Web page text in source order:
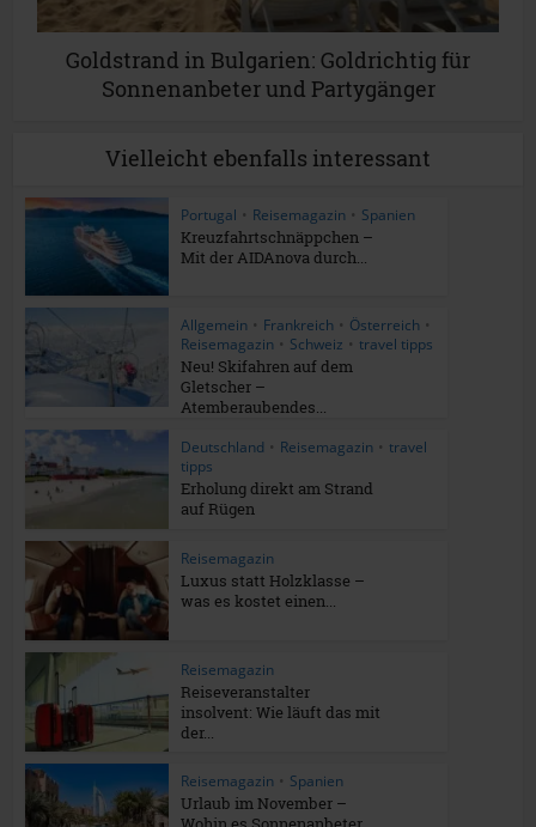
Goldstrand in Bulgarien: Goldrichtig für
Sonnenanbeter und Partygänger
Vielleicht ebenfalls interessant
Portugal • Reisemagazin • Spanien
Kreuzfahrtschnäppchen –
Mit der AIDAnova durch...
Allgemein • Frankreich • Österreich •
Reisemagazin • Schweiz • travel tipps
Neu! Skifahren auf dem
Gletscher –
Atemberaubendes...
Deutschland • Reisemagazin • travel
tipps
Erholung direkt am Strand
auf Rügen
Reisemagazin
Luxus statt Holzklasse –
was es kostet einen...
Reisemagazin
Reiseveranstalter
insolvent: Wie läuft das mit
der...
Reisemagazin • Spanien
Urlaub im November –